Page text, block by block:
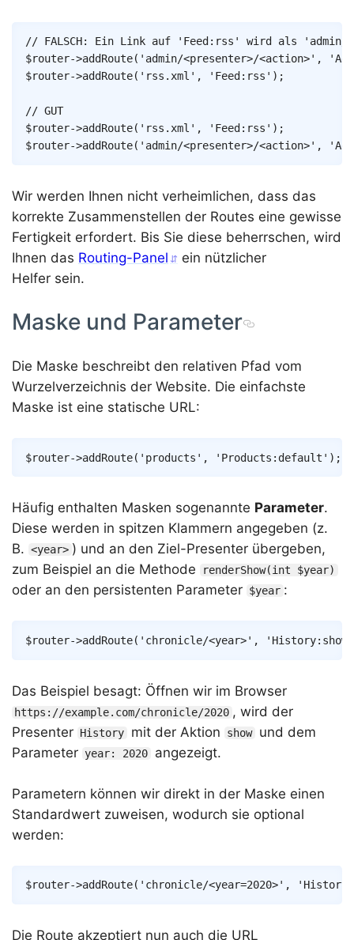
// FALSCH: Ein Link auf 'Feed:rss' wird als 'admin/
$router->addRoute( 'admin/<presenter>/<action>' ,
$router->addRoute( 'rss.xml' , 'Feed:rss' ) ;
// GUT
$router->addRoute( 'rss.xml' , 'Feed:rss' ) ;
$router->addRoute( 'admin/<presenter>/<action>' ,
Copy
Wir werden Ihnen nicht verheimlichen, dass das
korrekte Zusammenstellen der Routes eine gewisse
Fertigkeit erfordert. Bis Sie diese beherrschen, wird
Ihnen das Routing-Panel
ein nützlicher
Helfer sein.
Maske und Parameter
Die Maske beschreibt den relativen Pfad vom
Wurzelverzeichnis der Website. Die einfachste
Maske ist eine statische URL:
$router->addRoute( 'products' , 'Products:default' ) ;
Copy
Häufig enthalten Masken sogenannte Parameter.
Diese werden in spitzen Klammern angegeben (z.
B. <year> ) und an den Ziel-Presenter übergeben,
zum Beispiel an die Methode
renderShow(int $year)
oder an den persistenten Parameter $year :
$router->addRoute( 'chronicle/<year>' , 'History:show'
Copy
Das Beispiel besagt: Öffnen wir im Browser
https://example.com/chronicle/2020 , wird der
Presenter History mit der Aktion show
und dem
Parameter year: 2020 angezeigt.
Parametern können wir direkt in der Maske einen
Standardwert zuweisen, wodurch sie optional
werden:
$router->addRoute( 'chronicle/<year=2020>' , Copy
Die Route akzeptiert nun auch die URL